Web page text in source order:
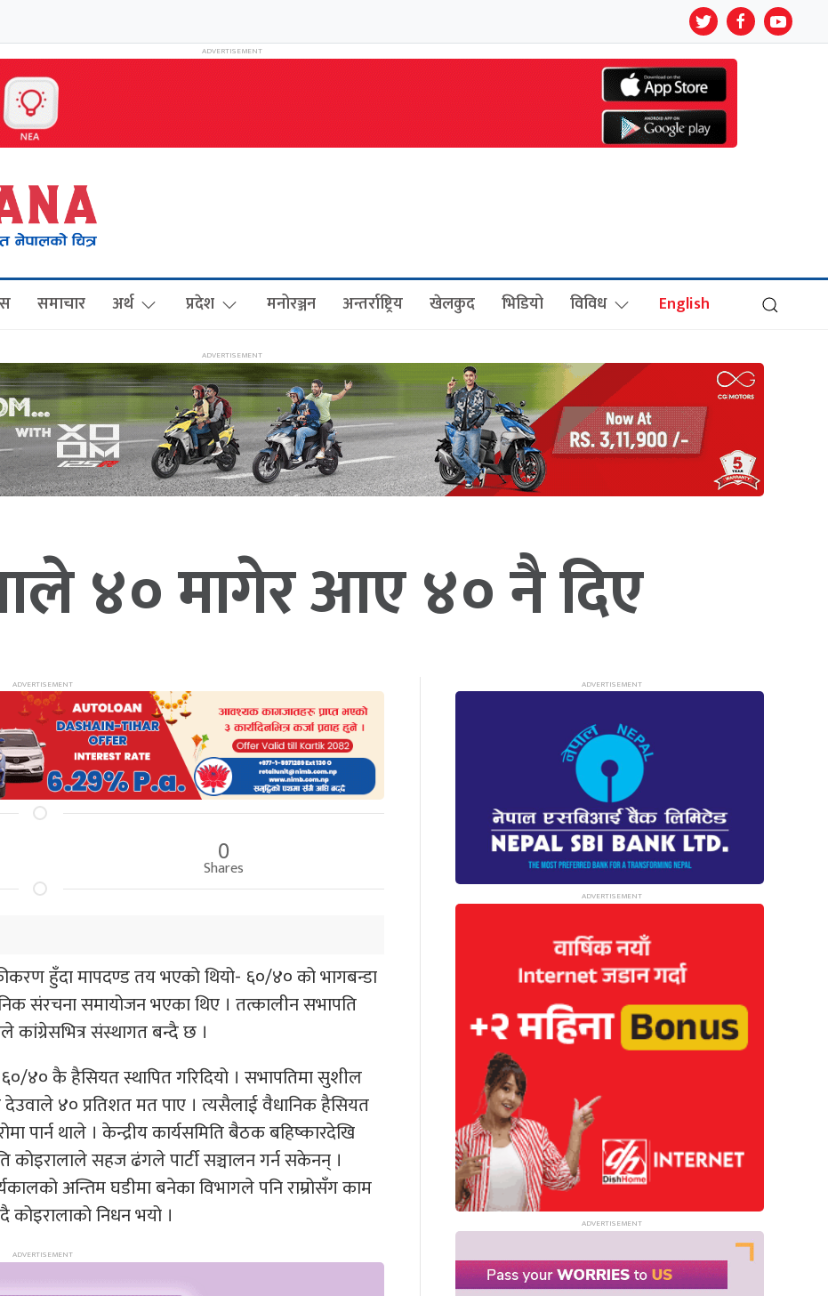
समाचार अर्थ प्रदेश मनोरञ्जन अन्तर्राष्ट्रिय खेलकुद भिडियो विविध English
४० मागेर आए ४० नै दिए
0
Shares
हुँदा मापदण्ड तय भएको थियो- ६०/४० को भागबन्डा
संरचना समायोजन भएका थिए । तत्कालीन सभापति
कांग्रेसभित्र संस्थागत बन्दै छ ।
४० कै हैसियत स्थापित गरिदियो । सभापतिमा सुशील
देउवाले ४० प्रतिशत मत पाए । त्यसैलाई वैधानिक हैसियत
पार्न थाले । केन्द्रीय कार्यसमिति बैठक बहिष्कारदेखि
कोइरालाले सहज ढंगले पार्टी सञ्चालन गर्न सकेनन् ।
अन्तिम घडीमा बनेका विभागले पनि राम्रोसँग काम
कोइरालाको निधन भयो ।